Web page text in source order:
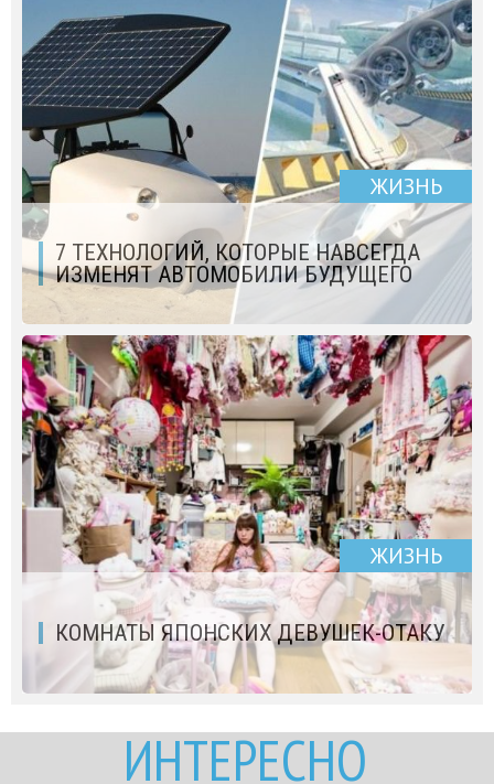
ЖИЗНЬ
7 ТЕХНОЛОГИЙ, КОТОРЫЕ НАВСЕГДА
ИЗМЕНЯТ АВТОМОБИЛИ БУДУЩЕГО
ЖИЗНЬ
КОМНАТЫ ЯПОНСКИХ ДЕВУШЕК-ОТАКУ
ИНТЕРЕСНО